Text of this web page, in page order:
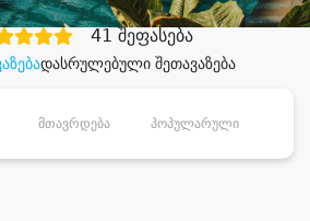
დასრულებული შეთავაზება
41 შეფასება
მთავრდება პოპულარული